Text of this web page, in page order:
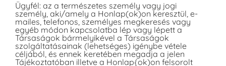
Ügyfél: az a természetes személy vagy jogi
személy, aki/amely a Honlap(ok)on keresztül, e-
mailes, telefonos, személyes megkeresés vagy
egyéb módon kapcsolatba lép vagy lépett a
Társaságok bármelyikével a Társaságok
szolgáltatásainak (lehetséges) igénybe vétele
céljából, és ennek keretében megadja a jelen
Tájékoztatóban illetve a Honlap{ok)on felsorolt